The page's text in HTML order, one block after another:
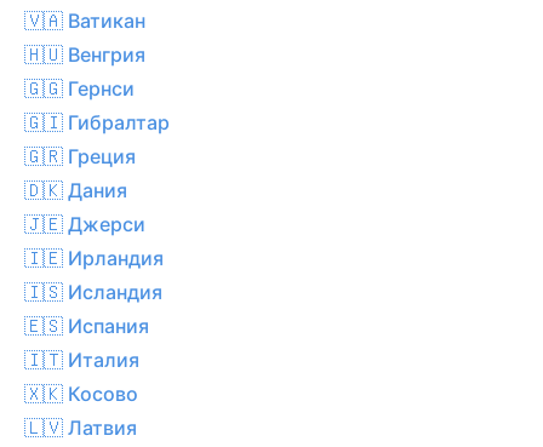
🇻🇦 Ватикан
🇭🇺 Венгрия
🇬🇬 Гернси
🇬🇮 Гибралтар
🇬🇷 Греция
🇩🇰 Дания
🇯🇪 Джерси
🇮🇪 Ирландия
🇮🇸 Исландия
🇪🇸 Испания
🇮🇹 Италия
🇽🇰 Косово
🇱🇻 Латвия